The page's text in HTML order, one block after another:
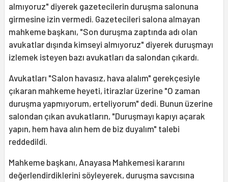
almıyoruz" diyerek gazetecilerin duruşma salonuna
girmesine izin vermedi. Gazetecileri salona almayan
mahkeme başkanı, "Son duruşma zaptında adı olan
avukatlar dışında kimseyi almıyoruz" diyerek duruşmayı
izlemek isteyen bazı avukatları da salondan çıkardı.
Avukatları "Salon havasız, hava alalım" gerekçesiyle
çıkaran mahkeme heyeti, itirazlar üzerine "O zaman
duruşma yapmıyorum, erteliyorum" dedi. Bunun üzerine
salondan çıkan avukatların, "Duruşmayı kapıyı açarak
yapın, hem hava alın hem de biz duyalım" talebi
reddedildi.
Mahkeme başkanı, Anayasa Mahkemesi kararını
değerlendirdiklerini söyleyerek, duruşma savcısına